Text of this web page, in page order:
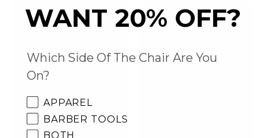
WANT 20% OFF?
Which Side Of The Chair Are You
On?
APPAREL
BARBER TOOLS
BOTH